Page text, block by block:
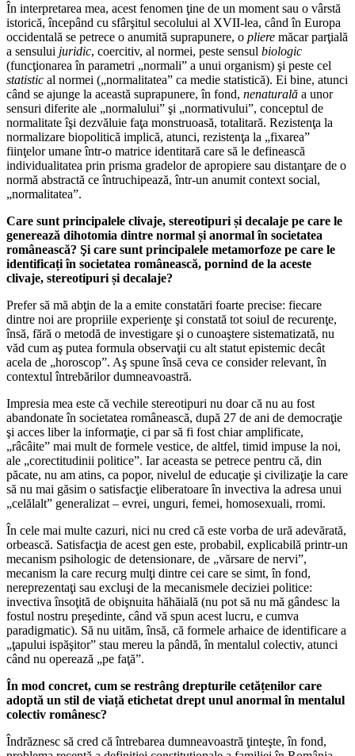
În interpretarea mea, acest fenomen ţine de un moment sau o vârstă
istorică, începând cu sfârşitul secolului al XVII-lea, când în Europa
occidentală se petrece o anumită suprapunere, o pliere măcar parţială
a sensului juridic, coercitiv, al normei, peste sensul biologic
(funcţionarea în parametri „normali” a unui organism) şi peste cel
statistic al normei („normalitatea” ca medie statistică). Ei bine, atunci
când se ajunge la această suprapunere, în fond, nenaturală a unor
sensuri diferite ale „normalului” şi „normativului”, conceptul de
normalitate îşi dezvăluie faţa monstruoasă, totalitară. Rezistenţa la
normalizare biopolitică implică, atunci, rezistenţa la „fixarea”
fiinţelor umane într-o matrice identitară care să le definească
individualitatea prin prisma gradelor de apropiere sau distanţare de o
normă abstractă ce întruchipează, într-un anumit context social,
„normalitatea”.
Care sunt principalele clivaje, stereotipuri și decalaje pe care le
generează dihotomia dintre normal și anormal în societatea
românească? Şi care sunt principalele metamorfoze pe care le
identificați în societatea românească, pornind de la aceste
clivaje, stereotipuri și decalaje?
Prefer să mă abţin de la a emite constatări foarte precise: fiecare
dintre noi are propriile experienţe şi constată tot soiul de recurenţe,
însă, fără o metodă de investigare şi o cunoaştere sistematizată, nu
văd cum aş putea formula observaţii cu alt statut epistemic decât
acela de „horoscop”. Aş spune însă ceva ce consider relevant, în
contextul întrebărilor dumneavoastră.
Impresia mea este că vechile stereotipuri nu doar că nu au fost
abandonate în societatea românească, după 27 de ani de democraţie
şi acces liber la informaţie, ci par să fi fost chiar amplificate,
„râcâite” mai mult de formele vestice, de altfel, timid impuse la noi,
ale „corectitudinii politice”. Iar aceasta se petrece pentru că, din
păcate, nu am atins, ca popor, nivelul de educaţie şi civilizaţie la care
să nu mai găsim o satisfacţie eliberatoare în invectiva la adresa unui
„celălalt” generalizat – evrei, unguri, femei, homosexuali, rromi.
În cele mai multe cazuri, nici nu cred că este vorba de ură adevărată,
orbească. Satisfacţia de acest gen este, probabil, explicabilă printr-un
mecanism psihologic de detensionare, de „vărsare de nervi”,
mecanism la care recurg mulţi dintre cei care se simt, în fond,
nereprezentaţi sau excluşi de la mecanismele deciziei politice:
invectiva însoţită de obişnuita hăhăială (nu pot să nu mă gândesc la
fostul nostru preşedinte, când vă spun acest lucru, e cumva
paradigmatic). Să nu uităm, însă, că formele arhaice de identificare a
„ţapului ispăşitor” stau mereu la pândă, în mentalul colectiv, atunci
când nu operează „pe faţă”.
În mod concret, cum se restrâng drepturile cetățenilor care
adoptă un stil de viață etichetat drept unul anormal în mentalul
colectiv românesc?
Îndrăznesc să cred că întrebarea dumneavoastră ţinteşte, în fond,